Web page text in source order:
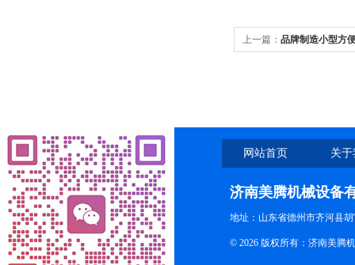
上一篇： 品牌制造小型方
网站首页 关
济南美腾机械设备
地址：山东省德州市齐河县
© 2026 版权所有：济南美腾